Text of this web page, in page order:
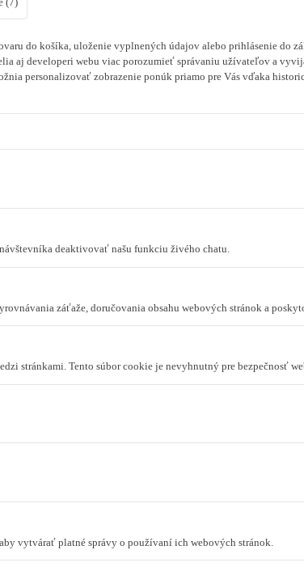
(7)
do košíka, uloženie vyplnených údajov alebo prihlásenie do
aj developeri webu viac porozumieť správaniu užívateľov a
personalizovať zobrazenie ponúk priamo pre Vás vďaka
deaktivovať našu funkciu živého chatu.
záťaže, doručovania obsahu webových stránok a
stránkami. Tento súbor cookie je nevyhnutný pre bezpečnosť
vytvárať platné správy o používaní ich webových stránok.